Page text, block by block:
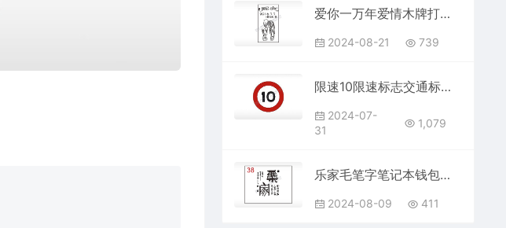
爱你一万年爱情木牌打火机AI8.0格式激光打标文件通用矢量图
2024-08-21 739
限速10限速标志交通标志运输汽车布告栏危险红色白色黑色
2024-07-
31
1,079
乐家毛笔字笔记本钱包黑色AI8.0格式激光打标文件通用矢量图
2024-08-09 411